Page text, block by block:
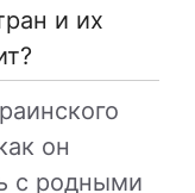
и их
он
с родными